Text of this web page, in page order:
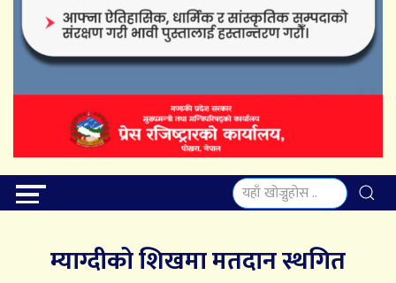
म्याग्दीको शिखमा मतदान स्थगित